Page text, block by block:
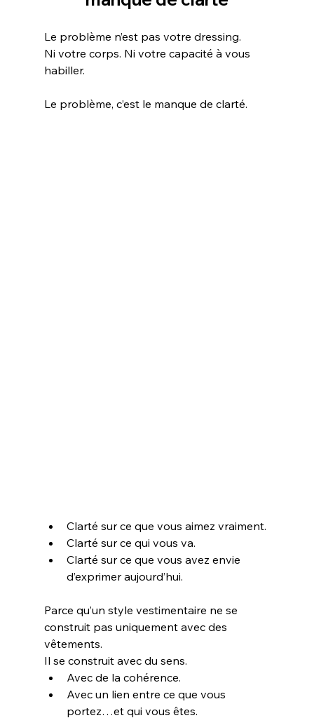
Le problème n’est pas votre dressing.
Ni votre corps. Ni votre capacité à vous
habiller.
Le problème, c’est le manque de clarté.
Clarté sur ce que vous aimez vraiment.
Clarté sur ce qui vous va.
Clarté sur ce que vous avez envie
d’exprimer aujourd’hui.
Parce qu’un style vestimentaire ne se
construit pas uniquement avec des
vêtements.
Il se construit avec du sens.
Avec de la cohérence.
Avec un lien entre ce que vous
portez…et qui vous êtes.